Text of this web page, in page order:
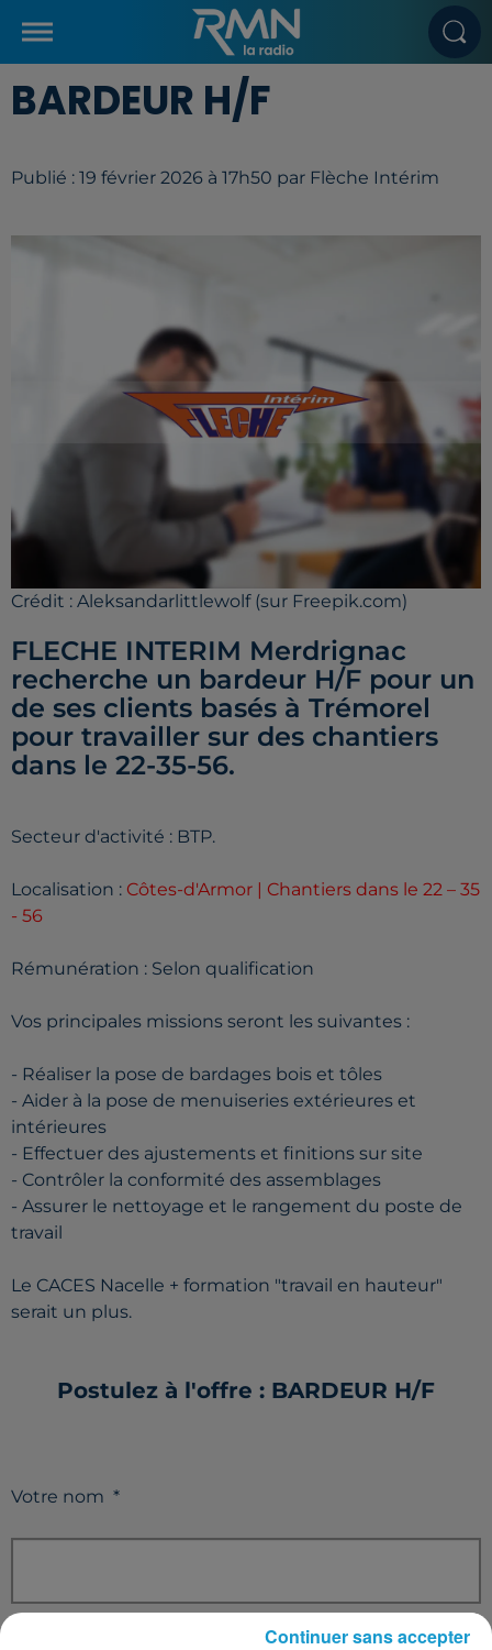
BARDEUR H/F
Publié : 19 février 2026 à 17h50 par Flèche Intérim
Crédit : Aleksandarlittlewolf (sur Freepik.com)
FLECHE INTERIM Merdrignac
recherche un bardeur H/F pour un
de ses clients basés à Trémorel
pour travailler sur des chantiers
dans le 22-35-56.
Secteur d'activité : BTP.
Localisation : Côtes-d'Armor | Chantiers dans le 22 – 35
- 56
Rémunération : Selon qualification
Vos principales missions seront les suivantes :
- Réaliser la pose de bardages bois et tôles
- Aider à la pose de menuiseries extérieures et
intérieures
- Effectuer des ajustements et finitions sur site
- Contrôler la conformité des assemblages
- Assurer le nettoyage et le rangement du poste de
travail
Le CACES Nacelle + formation "travail en hauteur"
serait un plus.
Postulez à l'offre : BARDEUR H/F
Votre nom *
Continuer sans accepter